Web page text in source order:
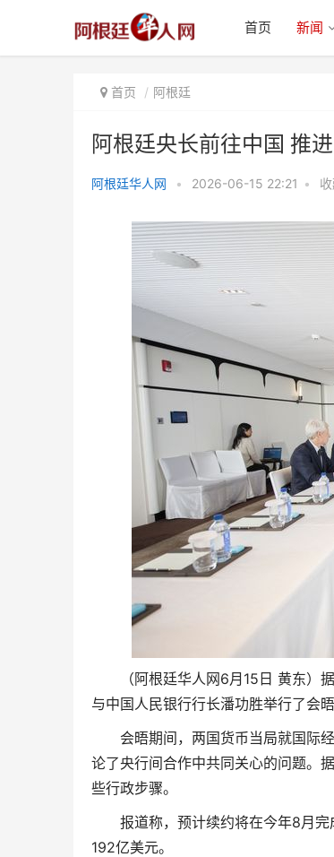
首页 新闻
首页 阿根廷
阿根廷央长前往中国 推
阿根廷华人网 • 2026-06-15 22:21 •
（阿根廷华人网6月15日 黄东）
与中国人民银行行长潘功胜举行了会晤
会晤期间，两国货币当局就国际
论了央行间合作中共同关心的问题。
些行政步骤。
报道称，预计续约将在今年8月
192亿美元。
币互换协议续约